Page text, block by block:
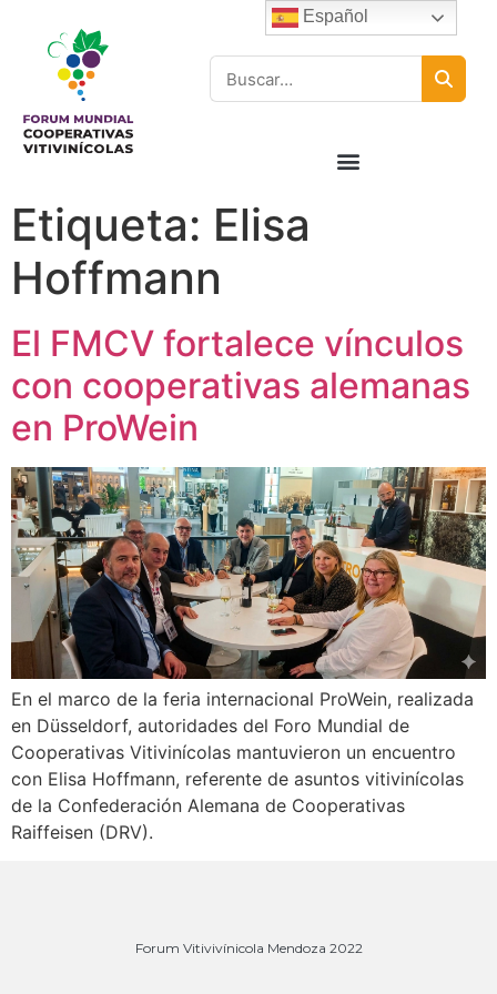
Etiqueta: Elisa
Hoffmann
El FMCV fortalece vínculos
con cooperativas alemanas
en ProWein
En el marco de la feria internacional ProWein, realizada
en Düsseldorf, autoridades del Foro Mundial de
Cooperativas Vitivinícolas mantuvieron un encuentro
con Elisa Hoffmann, referente de asuntos vitivinícolas
de la Confederación Alemana de Cooperativas
Raiffeisen (DRV).
Forum Vitivivínicola Mendoza 2022
Español